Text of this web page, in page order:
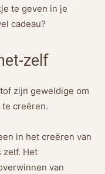
te geven in je
cadeau?
zelf
zijn geweldige om
creëren.
in het creëren van
zelf. Het
van